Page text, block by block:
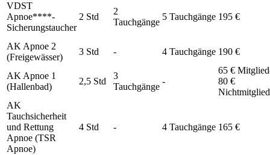
VDST
Apnoe****-
Sicherungstaucher
2 Std
2
Tauchgänge
5 Tauchgänge 195 €
AK Apnoe 2
(Freigewässer)
3 Std - 4 Tauchgänge 190 €
AK Apnoe 1
(Hallenbad)
2,5 Std
3
Tauchgänge
-
65 €
80 €
AK
Tauchsicherheit
und Rettung
Apnoe (TSR
Apnoe)
4 Std - 4 Tauchgänge 165 €